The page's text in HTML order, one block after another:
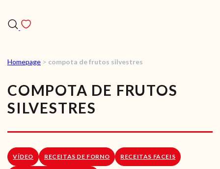
RECEITAS
VÍDEOS
RECEITAS VEGGIE
LOJA ONLINE
Homepage > compota de frutos silvestres
COMPOTA DE FRUTOS
SILVESTRES
VÍDEO RECEITAS DE FORNO RECEITAS FACEIS